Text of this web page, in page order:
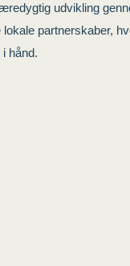
udvikling
partnerskaber,
hånd.